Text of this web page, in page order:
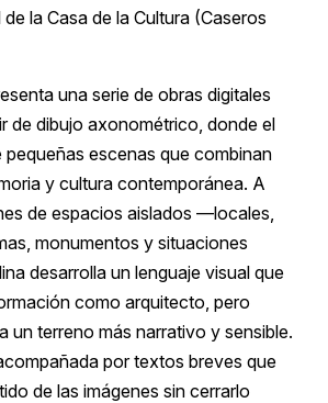
la Casa de la Cultura (Caseros
una serie de obras digitales
de dibujo axonométrico, donde el
escenas que combinan
y cultura contemporánea. A
de espacios aislados —locales,
monumentos y situaciones
desarrolla un lenguaje visual que
como arquitecto, pero
un terreno más narrativo y sensible.
por textos breves que
de las imágenes sin cerrarlo